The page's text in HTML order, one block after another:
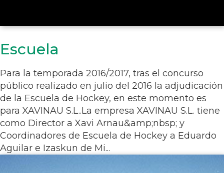
Escuela
Para la temporada 2016/2017, tras el concurso
público realizado en julio del 2016 la adjudicación
de la Escuela de Hockey, en este momento es
para XAVINAU S.L..La empresa XAVINAU S.L. tiene
como Director a Xavi Arnau&amp;nbsp; y
Coordinadores de Escuela de Hockey a Eduardo
Aguilar e Izaskun de Mi...